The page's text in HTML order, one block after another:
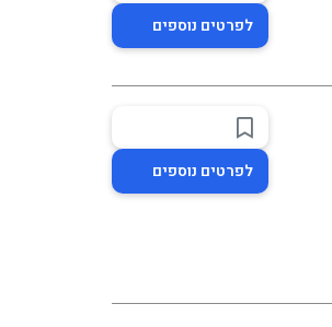
לפרטים נוספים
לפרטים נוספים